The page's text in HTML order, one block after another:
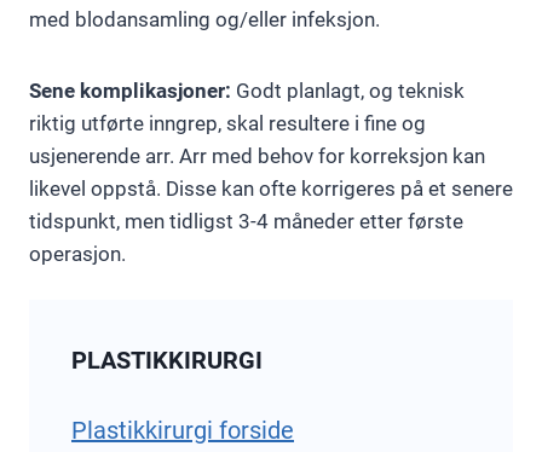
med blodansamling og/eller infeksjon.
Sene komplikasjoner: Godt planlagt, og teknisk
riktig utførte inngrep, skal resultere i fine og
usjenerende arr. Arr med behov for korreksjon kan
likevel oppstå. Disse kan ofte korrigeres på et senere
tidspunkt, men tidligst 3-4 måneder etter første
operasjon.
PLASTIKKIRURGI
Plastikkirurgi forside